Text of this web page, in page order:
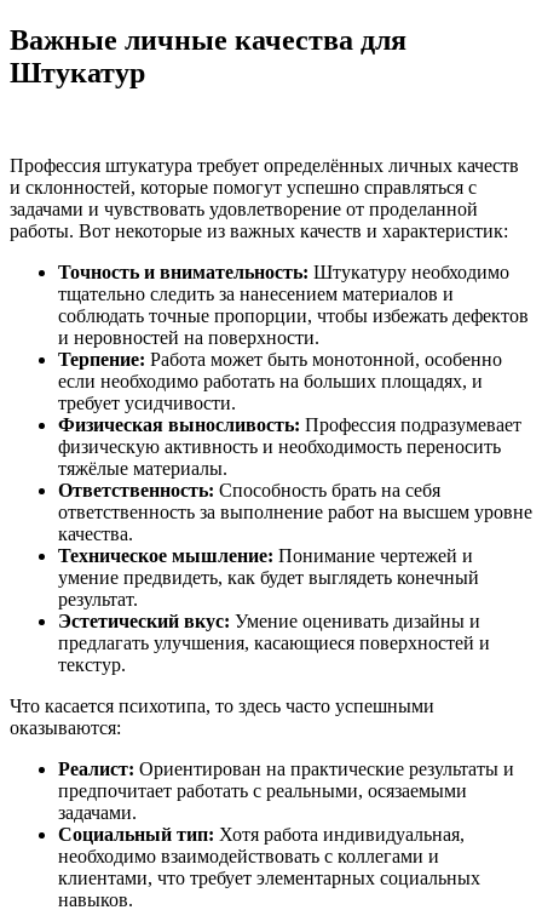
Важные личные качества для
Штукатур
Профессия штукатура требует определённых личных качеств
и склонностей, которые помогут успешно справляться с
задачами и чувствовать удовлетворение от проделанной
работы. Вот некоторые из важных качеств и характеристик:
Точность и внимательность: Штукатуру необходимо
тщательно следить за нанесением материалов и
соблюдать точные пропорции, чтобы избежать дефектов
и неровностей на поверхности.
Терпение: Работа может быть монотонной, особенно
если необходимо работать на больших площадях, и
требует усидчивости.
Физическая выносливость: Профессия подразумевает
физическую активность и необходимость переносить
тяжёлые материалы.
Ответственность: Способность брать на себя
ответственность за выполнение работ на высшем уровне
качества.
Техническое мышление: Понимание чертежей и
умение предвидеть, как будет выглядеть конечный
результат.
Эстетический вкус: Умение оценивать дизайны и
предлагать улучшения, касающиеся поверхностей и
текстур.
Что касается психотипа, то здесь часто успешными
оказываются:
Реалист: Ориентирован на практические результаты и
предпочитает работать с реальными, осязаемыми
задачами.
Социальный тип: Хотя работа индивидуальная,
необходимо взаимодействовать с коллегами и
клиентами, что требует элементарных социальных
навыков.